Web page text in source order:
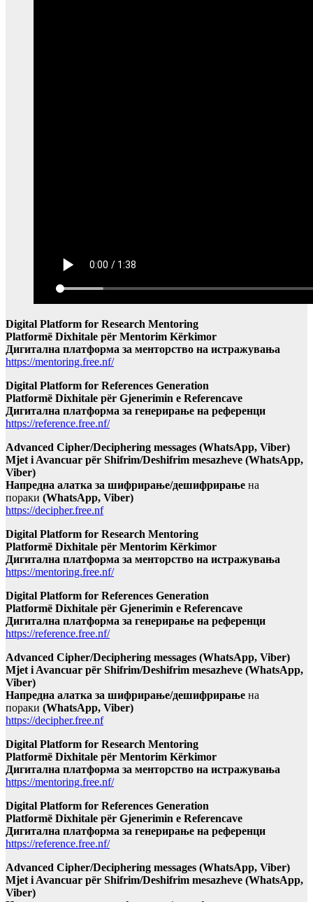
Digital Platform for Research Mentoring
Platformë Dixhitale për Mentorim Kërkimor
Дигитална платформа за менторство на истражувања
https://mentoring.free.nf/
Digital Platform for References Generation
Platformë Dixhitale për Gjenerimin e Referencave
Дигитална платформа за генерирање на референци
https://reference.free.nf/
Advanced Cipher/Deciphering messages (WhatsApp, Viber)
Mjet i Avancuar për Shifrim/Deshifrim mesazheve (WhatsApp,
Viber)
Напредна алатка за шифрирање/дешифрирање на
пораки (WhatsApp, Viber)
https://decipher.free.nf
Digital Platform for Research Mentoring
Platformë Dixhitale për Mentorim Kërkimor
Дигитална платформа за менторство на истражувања
https://mentoring.free.nf/
Digital Platform for References Generation
Platformë Dixhitale për Gjenerimin e Referencave
Дигитална платформа за генерирање на референци
https://reference.free.nf/
Advanced Cipher/Deciphering messages (WhatsApp, Viber)
Mjet i Avancuar për Shifrim/Deshifrim mesazheve (WhatsApp,
Viber)
Напредна алатка за шифрирање/дешифрирање на
пораки (WhatsApp, Viber)
https://decipher.free.nf
Digital Platform for Research Mentoring
Platformë Dixhitale për Mentorim Kërkimor
Дигитална платформа за менторство на истражувања
https://mentoring.free.nf/
Digital Platform for References Generation
Platformë Dixhitale për Gjenerimin e Referencave
Дигитална платформа за генерирање на референци
https://reference.free.nf/
Advanced Cipher/Deciphering messages (WhatsApp, Viber)
Mjet i Avancuar për Shifrim/Deshifrim mesazheve (WhatsApp,
Viber)